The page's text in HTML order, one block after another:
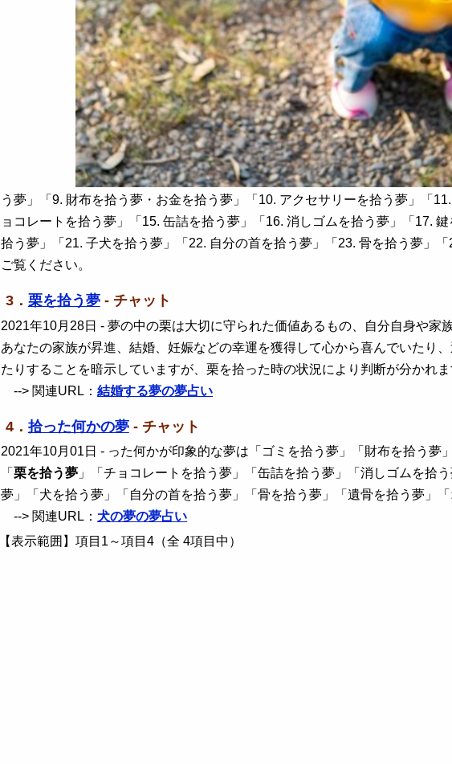
う夢」「9. 財布を拾う夢・お金を拾う夢」「10. アクセサリーを拾う夢」「
ョコレートを拾う夢」「15. 缶詰を拾う夢」「16. 消しゴムを拾う夢」「17.
拾う夢」「21. 子犬を拾う夢」「22. 自分の首を拾う夢」「23. 骨を拾う夢」
ご覧ください。
3． 栗を拾う夢- チャット
2021年10月28日 - 夢の中の栗は大切に守られた価値あるもの、自分自身や家
あなたの家族が昇進、結婚、妊娠などの幸運を獲得して心から喜んでいたり
たりすることを暗示していますが、栗を拾った時の状況により判断が分かれ
--> 関連URL：結婚する夢の夢占い
4． 拾った何かの夢- チャット
2021年10月01日 - った何かが印象的な夢は「ゴミを拾う夢」「財布を拾う夢
「栗を拾う夢 」「チョコレートを拾う夢」「缶詰を拾う夢」「消しゴムを拾
夢」「犬を拾う夢」「自分の首を拾う夢」「骨を拾う夢」「遺骨を拾う夢」
--> 関連URL： 犬の夢の夢占い
【表示範囲】項目1～項目4（全 4項目中）